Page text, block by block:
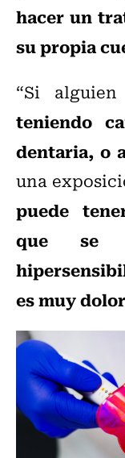
hacer un
su propia
“Si
teniendo
dentaria, o
una
puede
que se
es muy